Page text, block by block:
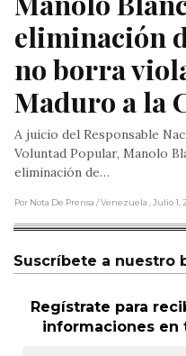
eliminación
no borra
Maduro a la
A juicio del Responsable
Voluntad Popular, Manolo
eliminación de…
Por Nota De Prensa / Venezuela , Julio 1,
Suscríbete a nuestro
Regístrate para
informaciones en